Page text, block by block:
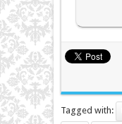
Tagged with: